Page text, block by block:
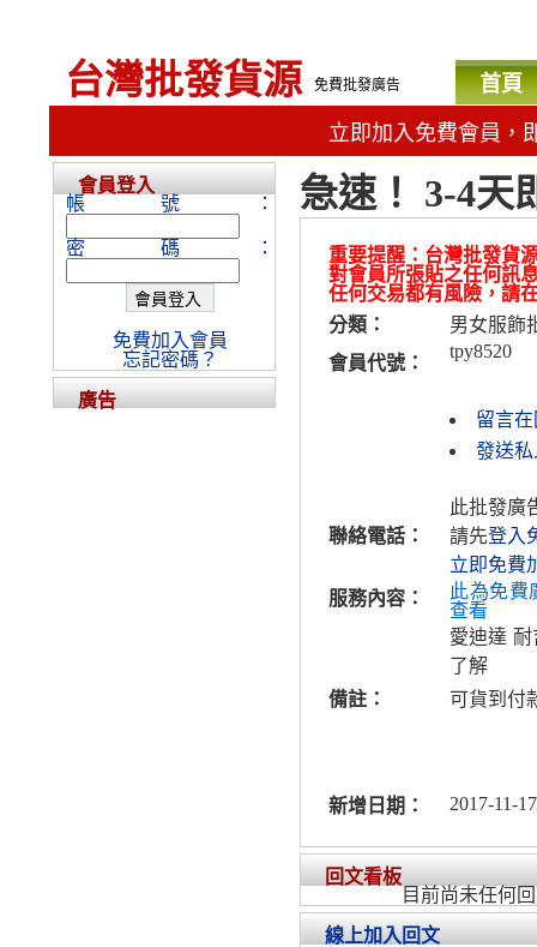
台灣批發貨源 免費批發廣告 首頁
立即加入免費會員，
急速！ 3-4天
重要提醒：台灣批發貨
對會員所張貼之任何訊
任何交易都有風險，請
分類：
男女服飾
會員代號：
tpy8520
留言
發送私
聯絡電話：
此批發廣
請先登入
立即免費
服務內容：
此為免費
查看
愛迪達
了解
備註：
可貨到付
新增日期： 2017-11-
回文看板
目前尚未任何
線上加入回文
會員登入
帳號：
密碼：
免費加入會員
忘記密碼？
廣告